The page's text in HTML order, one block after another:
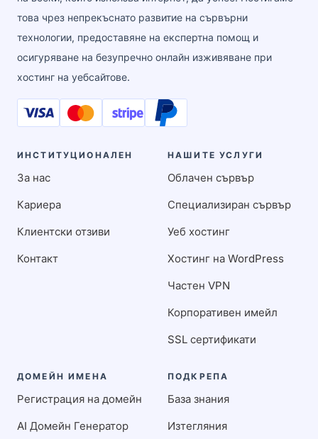
това чрез непрекъснато развитие на сървърни
технологии, предоставяне на експертна помощ и
осигуряване на безупречно онлайн изживяване при
хостинг на уебсайтове.
ИНСТИТУЦИОНАЛЕН
За нас
Кариера
Клиентски отзиви
Контакт
НАШИТЕ УСЛУГИ
Облачен сървър
Специализиран сървър
Уеб хостинг
Хостинг на WordPress
Частен VPN
Корпоративен имейл
SSL сертификати
ДОМЕЙН ИМЕНА
Регистрация на домейн
AI Домейн Генератор
ПОДКРЕПА
База знания
Изтегляния